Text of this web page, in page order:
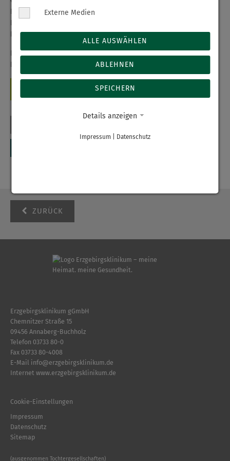
Pflegefachfrau, Pflegefachmann oder Krankenpflegehelfer am
Erzgebirgsklinikum gewinnen,“ so die Teamleiterin
Personalentwicklung, Janette Nowack.
Du interessierst dich für eine Ausbildung im
Erzgebirgsklinikum? Dann informiere dich hier:
AUSBILDUNG IM ERZGEBIRGSKLINIKUM
ZURÜCK
Erzgebirgsklinikum gGmbH
Chemnitzer Straße 15
09456 Annaberg-Buchholz
Telefon 03733 80-0
Fax 03733 80-4008
E-Mail info@erzgebirgsklinikum.de
Internet www.erzgebirgsklinikum.de
Cookie-Einstellungen
Impressum
Datenschutz
Sitemap
(ausgenommen Tochtergesellschaften)
Externe Medien
ALLE AUSWÄHLEN
ABLEHNEN
SPEICHERN
Details anzeigen
Impressum Datenschutz